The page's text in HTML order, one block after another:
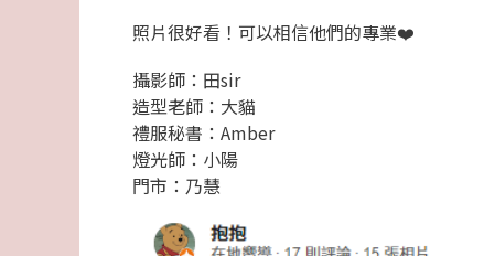
照片很好看！可以相信他們的專業❤️
攝影師：田sir
造型老師：大貓
禮服秘書：Amber
燈光師：小陽
門市：乃慧